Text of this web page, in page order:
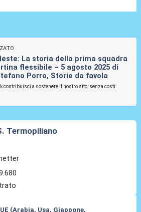
La storia della prima squadra
flessibile – 5 agosto 2025 di
Porro, Storie da favola
contribuisci a sostenere il nostro sito, senza costi
Termopiliano
(Arabia, Usa, Giappone,